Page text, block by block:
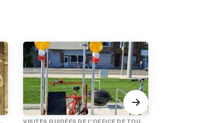
VISITES GUIDÉES DE L'OFFICE DE TOURISME VISITES GUIDÉES DE L'OFFICE DE TOURISME